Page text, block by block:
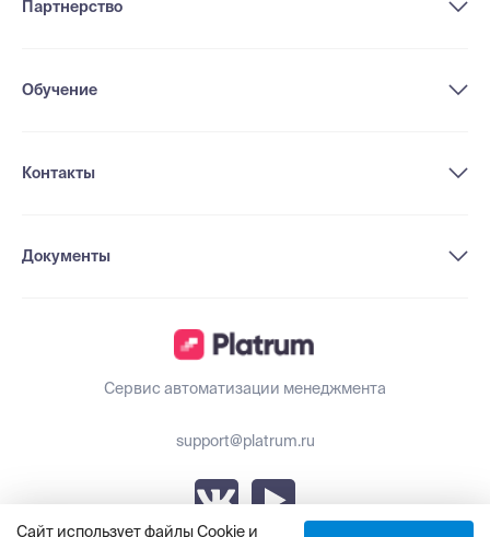
Сайт использует файлы Cookie и
Сервис автоматизации менеджмента
support@platrum.ru
Партнерство
Обучение
Контакты
Документы